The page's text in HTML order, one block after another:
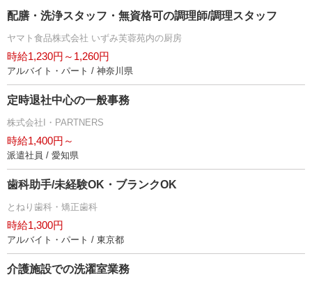
配膳・洗浄スタッフ・無資格可の調理師/調理スタッフ
ヤマト食品株式会社 いずみ芙蓉苑内の厨房
時給1,230円～1,260円
アルバイト・パート / 神奈川県
定時退社中心の一般事務
株式会社I・PARTNERS
時給1,400円～
派遣社員 / 愛知県
歯科助手/未経験OK・ブランクOK
とねり歯科・矯正歯科
時給1,300円
アルバイト・パート / 東京都
介護施設での洗濯室業務